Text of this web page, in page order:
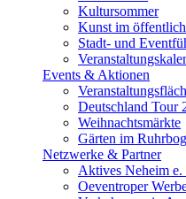
Kultursommer
Kunst im
Stadt- und
Events & Aktionen
Deutschland Tour
Weihnachtsmärkte
Gärten im
Netzwerke & Partner
Aktives Neheim e.
Oeventroper